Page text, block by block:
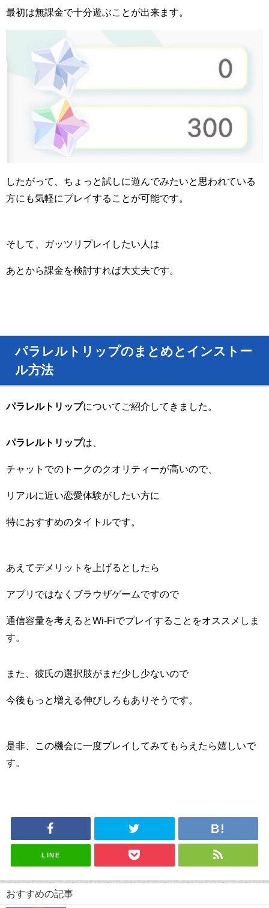
最初は無課金で十分遊ぶことが出来ます。
したがって、ちょっと試しに遊んでみたいと思われている
方にも気軽にプレイすることが可能です。
そして、ガッツリプレイしたい人は
あとから課金を検討すれば大丈夫です。
パラレルトリップのまとめとインストー
ル方法
パラレルトリップについてご紹介してきました。
パラレルトリップは、
チャットでのトークのクオリティーが高いので、
リアルに近い恋愛体験がしたい方に
特におすすめのタイトルです。
あえてデメリットを上げるとしたら
アプリではなくブラウザゲームですので
通信容量を考えるとWi-Fiでプレイすることをオススメしま
す。
また、彼氏の選択肢がまだ少し少ないので
今後もっと増える伸びしろもありそうです。
是非、この機会に一度プレイしてみてもらえたら嬉しいで
す。
LINE
おすすめの記事